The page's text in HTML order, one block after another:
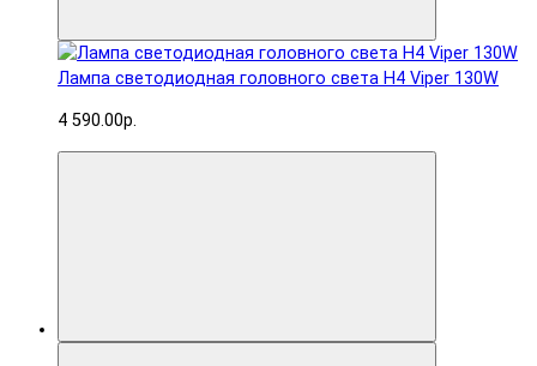
Лампа светодиодная головного света H4 Viper 130W
4 590.00р.